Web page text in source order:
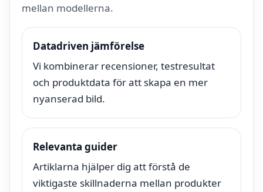
mellan modellerna.
Datadriven jämförelse
Vi kombinerar recensioner, testresultat
och produktdata för att skapa en mer
nyanserad bild.
Relevanta guider
Artiklarna hjälper dig att förstå de
viktigaste skillnaderna mellan produkter